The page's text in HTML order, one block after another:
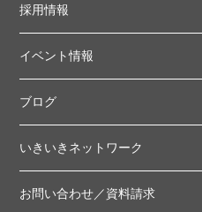
採用情報
イベント情報
ブログ
いきいきネットワーク
お問い合わせ／資料請求